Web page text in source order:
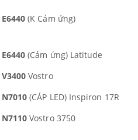
E6440 (K Cảm ứng)
E6440 (Cảm ứng) Latitude
V3400 Vostro
N7010 (CÁP LED) Inspiron 17R
N7110 Vostro 3750